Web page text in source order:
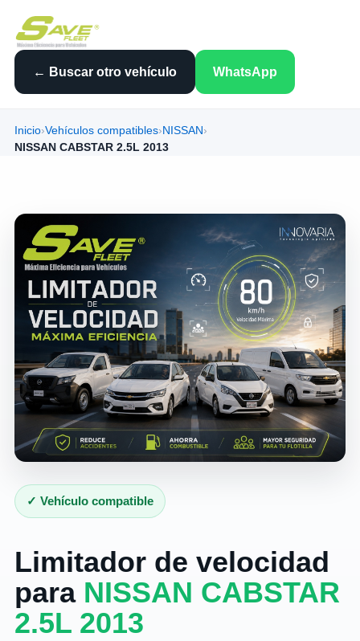
← Buscar otro vehículo WhatsApp
Inicio›Vehículos compatibles› NISSAN ›
NISSAN CABSTAR 2.5L 2013
✓ Vehículo compatible
Limitador de velocidad
para NISSAN CABSTAR
2.5L 2013